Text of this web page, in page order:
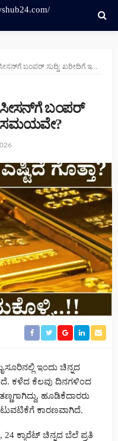
ಸುದ್ದಿ: ಖರೀದಿಗೆ ಇದೇ ಸೂಕ್ತ ಸಮಯವೇ?
ಸೀಸನ್‌ಗೆ ಬಂಪರ್
ಸಮಯವೇ?
ಇಂದು ಚಿನ್ನದ
ಕಳೆದ ಕೆಲವು ದಿನಗಳಿಂದ
ಹೂಡಿಕೆದಾರರು
ಕಾರಣವಾಗಿದೆ.
24 ಕ್ಯಾರೆಟ್ ಚಿನ್ನದ ಬೆಲೆ ಪ್ರತಿ